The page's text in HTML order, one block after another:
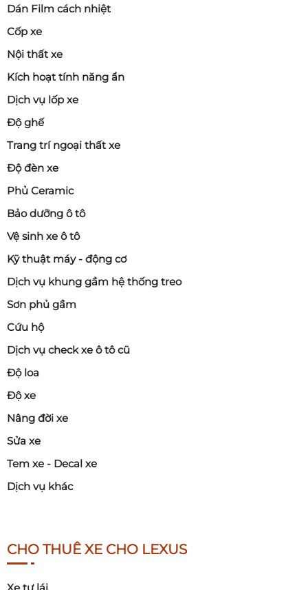
Dán Film cách nhiệt
Cốp xe
Nội thất xe
Kích hoạt tính năng ẩn
Dịch vụ lốp xe
Độ ghế
Trang trí ngoại thất xe
Độ đèn xe
Phủ Ceramic
Bảo dưỡng ô tô
Vệ sinh xe ô tô
Kỹ thuật máy - động cơ
Dịch vụ khung gầm hệ thống treo
Sơn phủ gầm
Cứu hộ
Dịch vụ check xe ô tô cũ
Độ loa
Độ xe
Nâng đời xe
Sửa xe
Tem xe - Decal xe
Dịch vụ khác
CHO THUÊ XE CHO LEXUS